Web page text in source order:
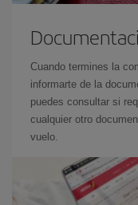
Cuando termines la
informarte de la
puedes consultar si
cualquier otro
vuelo.